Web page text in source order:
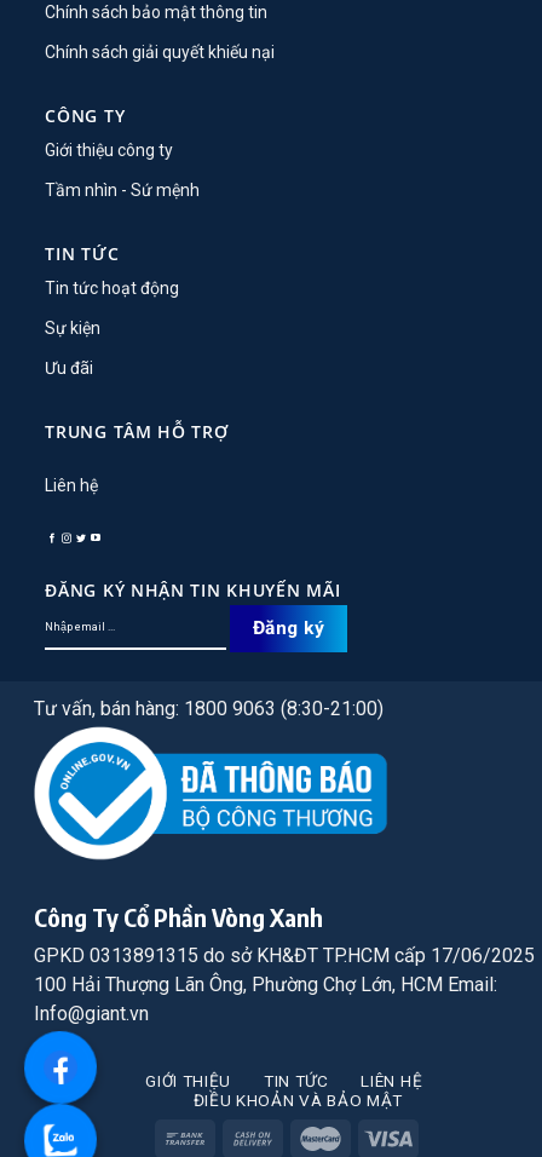
Chính sách bảo mật thông tin
Chính sách giải quyết khiếu nại
CÔNG TY
Giới thiệu công ty
Tầm nhìn - Sứ mệnh
TIN TỨC
Tin tức hoạt động
Sự kiện
Ưu đãi
TRUNG TÂM HỖ TRỢ
Liên hệ
ĐĂNG KÝ NHẬN TIN KHUYẾN MÃI
Tư vấn, bán hàng: 1800 9063 (8:30-21:00)
Công Ty Cổ Phần Vòng Xanh
GPKD 0313891315 do sở KH&ĐT TP.HCM cấp 17/06/2025
100 Hải Thượng Lãn Ông, Phường Chợ Lớn, HCM Email:
Info@giant.vn
GIỚI THIỆU TIN TỨC
LIÊN HỆ
ĐIỀU KHOẢN VÀ BẢO MẬT